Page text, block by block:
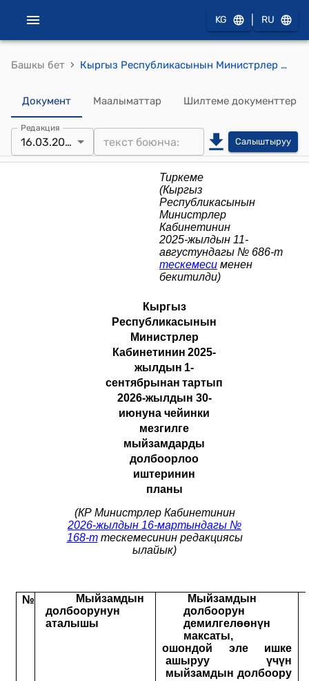
KG RU
Башкы бет › Кыргыз Республикасынын Министрлер Кабинетинин 2025-жылдын 1-сентябрынан 2026-жылдын 30-июнуна чейинки мезгилге мыйзам долбоорлоо иштеринин планы (Кыргыз Республикасынын Министрлер Кабинетинин 2024-жылдын 11-августундагы № 686-т тескемеси менен бекитилди)
Документ Маалыматтар Шилтеме документтер
Редакция
16.03.2026 Салыштыруу